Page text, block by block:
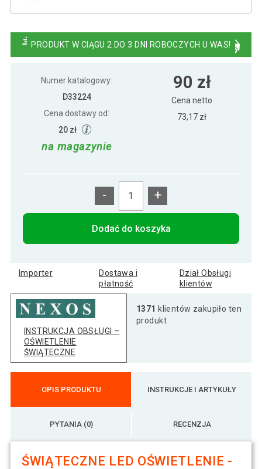
meteorów, zimna biała
PRODUKT W CIĄGU 2 DO 3 DNI ROBOCZYCH U WAS!
Numer katalogowy:
D33224
Cena dostawy od:
20 zł
na magazynie
90 zł
Cena netto
73,17 zł
- +
Dodać do koszyka
Importer
Dostawa i
płatność
Dział Obsługi
klientów
INSTRUKCJA OBSŁUGI –
OŚWIETLENIE
ŚWIĄTECZNE
1371 klientów zakupiło ten
produkt
OPIS PRODUKTU INSTRUKCJE I ARTYKUŁY
PYTANIA (0) RECENZJA
ŚWIĄTECZNE LED OŚWIETLENIE -